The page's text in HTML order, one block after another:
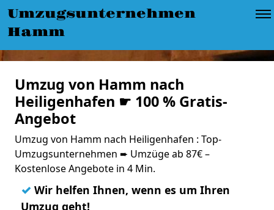
Umzugsunternehmen
Hamm
Umzug von Hamm nach
Heiligenhafen ☛ 100 % Gratis-
Angebot
Umzug von Hamm nach Heiligenhafen : Top-
Umzugsunternehmen ➨ Umzüge ab 87€ –
Kostenlose Angebote in 4 Min.
✓ Wir helfen Ihnen, wenn es um Ihren
Umzug geht!